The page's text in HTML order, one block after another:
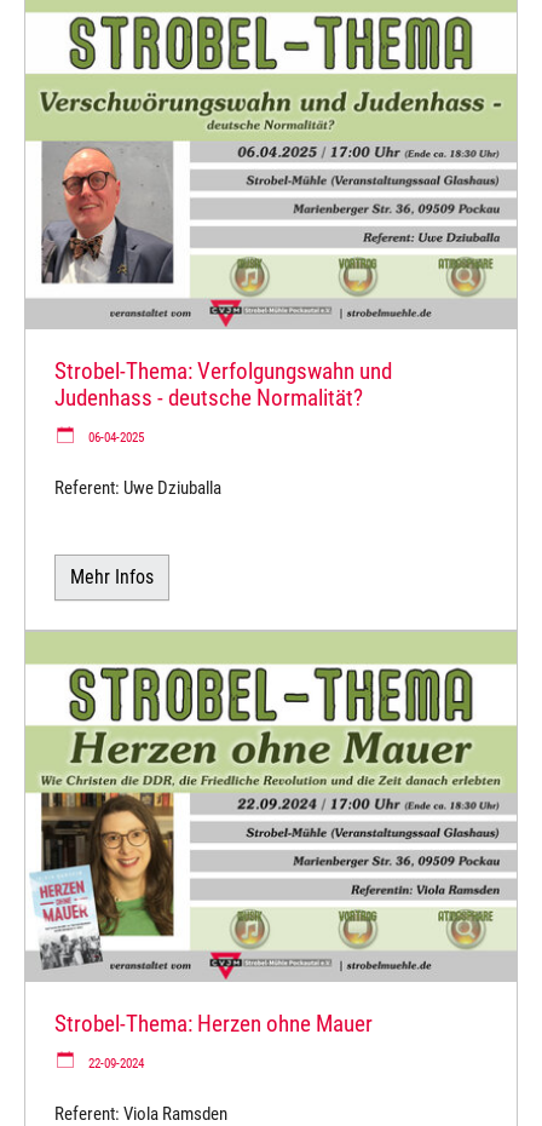
Strobel-Thema: Verfolgungswahn und
Judenhass - deutsche Normalität?
06-04-2025
Referent: Uwe Dziuballa
Mehr Infos
Strobel-Thema: Herzen ohne Mauer
22-09-2024
Referent: Viola Ramsden